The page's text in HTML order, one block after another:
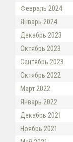
Февраль 2024
Январь 2024
Декабрь 2023
Октябрь 2023
Сентябрь 2023
Октябрь 2022
Март 2022
Январь 2022
Декабрь 2021
Ноябрь 2021